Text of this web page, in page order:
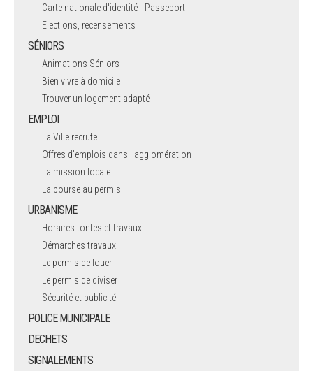
Carte nationale d'identité - Passeport
Elections, recensements
SÉNIORS
Animations Séniors
Bien vivre à domicile
Trouver un logement adapté
EMPLOI
La Ville recrute
Offres d'emplois dans l'agglomération
La mission locale
La bourse au permis
URBANISME
Horaires tontes et travaux
Démarches travaux
Le permis de louer
Le permis de diviser
Sécurité et publicité
POLICE MUNICIPALE
DECHETS
SIGNALEMENTS